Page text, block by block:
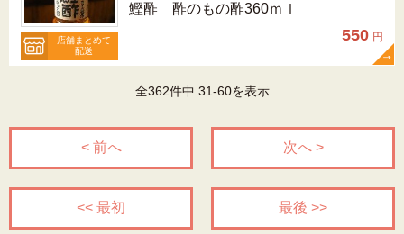
店舗まとめて
配送
鰹酢 酢のもの酢360ｍｌ
550 円
全362件中 31-60を表示
< 前へ 次へ >
<< 最初 最後 >>